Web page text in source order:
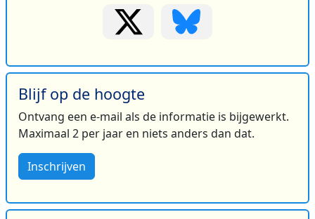
Blijf op de hoogte
Ontvang een e-mail als de informatie is bijgewerkt.
Maximaal 2 per jaar en niets anders dan dat.
Inschrijven